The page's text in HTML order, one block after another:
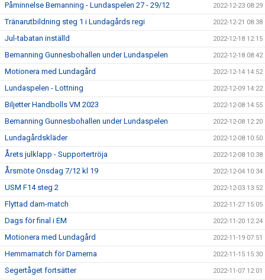
Påminnelse Bemanning - Lundaspelen 27 - 29/12 2022-12-23 08:29
Tränarutbildning steg 1 i Lundagårds regi 2022-12-21 08:38
Jul-tabatan inställd 2022-12-18 12:15
Bemanning Gunnesbohallen under Lundaspelen 2022-12-18 08:42
Motionera med Lundagård 2022-12-14 14:52
Lundaspelen - Lottning 2022-12-09 14:22
Biljetter Handbolls VM 2023 2022-12-08 14:55
Bemanning Gunnesbohallen under Lundaspelen 2022-12-08 12:20
Lundagårdskläder 2022-12-08 10:50
Årets julklapp - Supportertröja 2022-12-08 10:38
Årsmöte Onsdag 7/12 kl 19 2022-12-04 10:34
USM F14 steg 2 2022-12-03 13:52
Flyttad dam-match 2022-11-27 15:05
Dags för final i EM 2022-11-20 12:24
Motionera med Lundagård 2022-11-19 07:51
Hemmamatch för Damerna 2022-11-15 15:30
Segertåget fortsätter 2022-11-07 12:01